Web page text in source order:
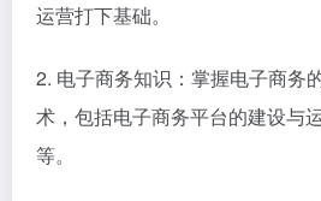
运营打下基础。
2. 电子商务知识：掌握电子商务
术，包括电子商务平台的建设与
等。